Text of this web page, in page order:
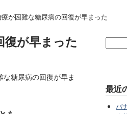
が困難な糖尿病の回復が早まった
が早まった
糖尿病の回復が早ま
最近
バ